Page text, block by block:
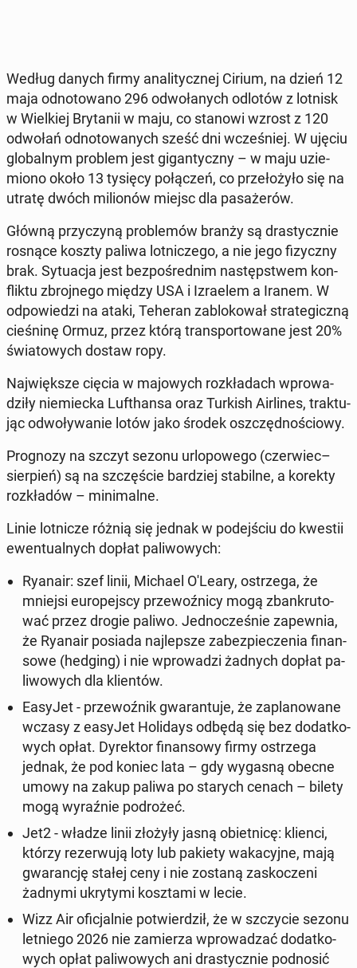
Według danych firmy ana­li­tycz­nej Cirium, na dzień 12
maja od­no­to­wa­no 296 od­wo­ła­nych odlotów z lotnisk
w Wiel­kiej Bry­ta­nii w maju, co stanowi wzrost z 120
odwołań od­no­to­wa­nych sześć dni wcze­śniej. W ujęciu
glo­bal­nym problem jest gi­gan­tycz­ny – w maju uzie­
mio­no około 13 tysięcy po­łą­czeń, co prze­ło­ży­ło się na
utratę dwóch mi­lio­nów miejsc dla pa­sa­że­rów.
Główną przy­czy­ną pro­ble­mów branży są dra­stycz­nie
rosnące koszty paliwa lot­ni­cze­go, a nie jego fi­zycz­ny
brak. Sy­tu­acja jest bez­po­śred­nim na­stęp­stwem kon­
flik­tu zbroj­ne­go między USA i Izra­elem a Iranem. W
od­po­wie­dzi na ataki, Teheran za­blo­ko­wał stra­te­gicz­ną
cie­śni­nę Ormuz, przez którą trans­por­to­wa­ne jest 20%
świa­to­wych dostaw ropy.
Naj­więk­sze cięcia w ma­jo­wych roz­kła­dach wpro­wa­
dzi­ły nie­miec­ka Lu­fthan­sa oraz Turkish Air­li­nes, trak­tu­
jąc od­wo­ły­wa­nie lotów jako środek oszczęd­no­ścio­wy.
Pro­gno­zy na szczyt sezonu urlo­po­we­go (czer­wiec–
sier­pień) są na szczę­ście bar­dziej sta­bil­ne, a korekty
roz­kła­dów – mi­ni­mal­ne.
Linie lot­ni­cze różnią się jednak w po­dej­ściu do kwestii
ewen­tu­al­nych dopłat pa­li­wo­wych:
Ryanair: szef linii, Michael O'Leary, ostrze­ga, że
mniejsi eu­ro­pej­scy prze­woź­ni­cy mogą zban­kru­to­
wać przez drogie paliwo. Jed­no­cze­śnie za­pew­nia,
że Ryanair posiada naj­lep­sze za­bez­pie­cze­nia fi­nan­
so­we (hedging) i nie wpro­wa­dzi żadnych dopłat pa­
li­wo­wych dla klien­tów.
EasyJet - prze­woź­nik gwa­ran­tu­je, że za­pla­no­wa­ne
wczasy z easyJet Ho­li­days odbędą się bez do­dat­ko­
wych opłat. Dy­rek­tor fi­nan­so­wy firmy ostrze­ga
jednak, że pod koniec lata – gdy wygasną obecne
umowy na zakup paliwa po starych cenach – bilety
mogą wy­raź­nie po­dro­żeć.
Jet2 - władze linii złożyły jasną obiet­ni­cę: klienci,
którzy re­zer­wu­ją loty lub pakiety wa­ka­cyj­ne, mają
gwa­ran­cję stałej ceny i nie zostaną za­sko­cze­ni
żadnymi ukry­ty­mi kosz­ta­mi w lecie.
Wizz Air ofi­cjal­nie po­twier­dził, że w szczy­cie sezonu
let­nie­go 2026 nie za­mie­rza wpro­wa­dzać do­dat­ko­
wych opłat pa­li­wo­wych ani dra­stycz­nie pod­no­sić